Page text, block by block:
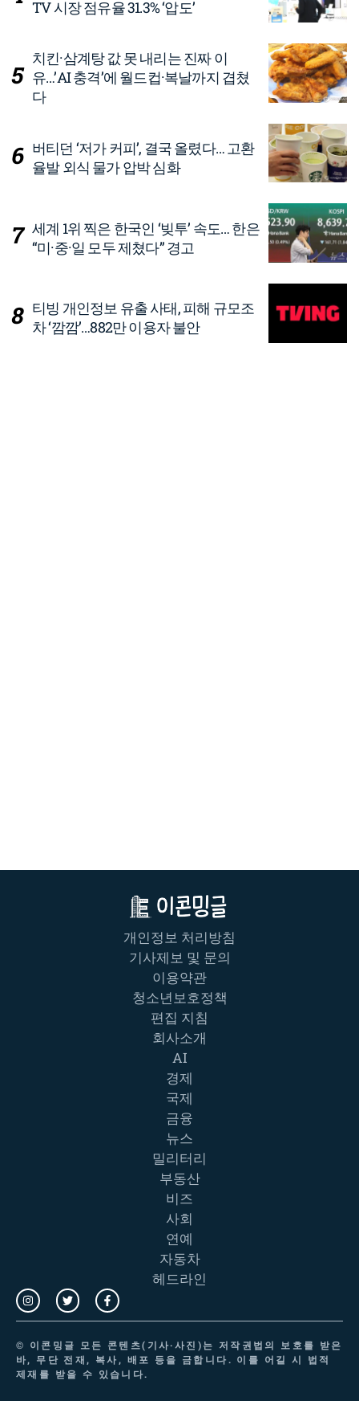
TV 시장 점유율 31.3% ‘압도’
치킨·삼계탕 값 못 내리는 진짜 이
유…’AI 충격’에 월드컵·복날까지 겹쳤
다
버티던 ‘저가 커피’, 결국 올렸다… 고환
율발 외식 물가 압박 심화
세계 1위 찍은 한국인 ‘빚투’ 속도… 한은
“미·중·일 모두 제쳤다” 경고
티빙 개인정보 유출 사태, 피해 규모조
차 ‘깜깜’…882만 이용자 불안
개인정보 처리방침
기사제보 및 문의
이용약관
청소년보호정책
편집 지침
회사소개
AI
경제
국제
금융
뉴스
밀리터리
부동산
비즈
사회
연예
자동차
헤드라인
© 이콘밍글
모든 콘텐츠(기사·사진)는 저작권법의 보호를 받은
바, 무단 전재, 복사, 배포 등을 금합니다. 이를 어길 시 법적
제재를 받을 수 있습니다.